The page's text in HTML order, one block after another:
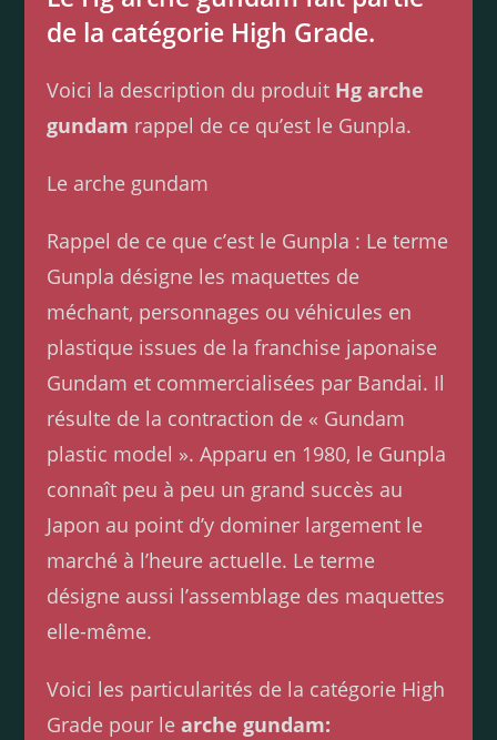
de la catégorie High Grade.
Voici la description du produit Hg arche
gundam rappel de ce qu’est le Gunpla.
Le arche gundam
Rappel de ce que c’est le Gunpla : Le terme
Gunpla désigne les maquettes de
méchant, personnages ou véhicules en
plastique issues de la franchise japonaise
Gundam et commercialisées par Bandai. Il
résulte de la contraction de « Gundam
plastic model ». Apparu en 1980, le Gunpla
connaît peu à peu un grand succès au
Japon au point d’y dominer largement le
marché à l’heure actuelle. Le terme
désigne aussi l’assemblage des maquettes
elle-même.
Voici les particularités de la catégorie High
Grade pour learche gundam: